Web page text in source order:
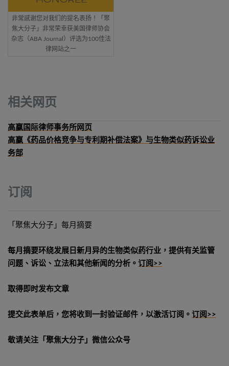
非常感谢您对我们的提名表扬！「聚
焦大分子」非常荣幸获美国律师协会
杂志（ABA Journal）评选为100佳法
律网站之一
相关网页
高赢国际律师事务所网页
高赢《药品价格竞争与专利期补偿法案》与生物类似药诉讼业
务部
订阅
「聚焦大分子」每月摘要
每月摘要环绕发展日新月异的生物类似药行业，提供有关监管
问题、诉讼、立法和其他新闻的分析。 订阅>>
取得即时发布文章
提交此表单后，您将收到一封验证邮件，以激活订阅。 订阅>>
敬请关注「聚焦大分子」微信公众号